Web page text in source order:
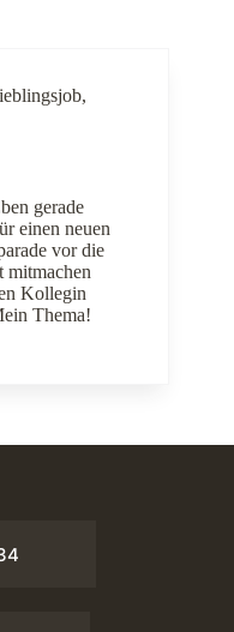
,
gerade
einen neuen
vor die
mitmachen
Kollegin
Thema!